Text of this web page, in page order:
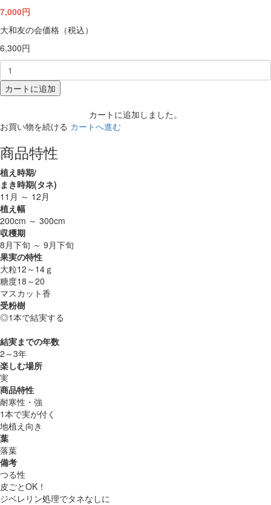
7,000円
大和友の会価格（税込）
6,300円
カートに追加
カートに追加しました。
お買い物を続ける カートへ進む
商品特性
植え時期/
まき時期(タネ)
11月 ～ 12月
植え幅
200cm ～ 300cm
収穫期
8月下旬 ～ 9月下旬
果実の特性
大粒12～14ｇ
糖度18～20
マスカット香
受粉樹
◎1本で結実する
結実までの年数
2～3年
楽しむ場所
実
商品特性
耐寒性・強
1本で実が付く
地植え向き
葉
落葉
備考
つる性
皮ごとOK！
ジベレリン処理でタネなしに